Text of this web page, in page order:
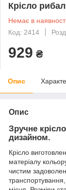
Крісло
Немає в
Код: 2414
929 ₴
Опис
Опис
Зручне
дизайном.
Крісло
матеріалу
чистим